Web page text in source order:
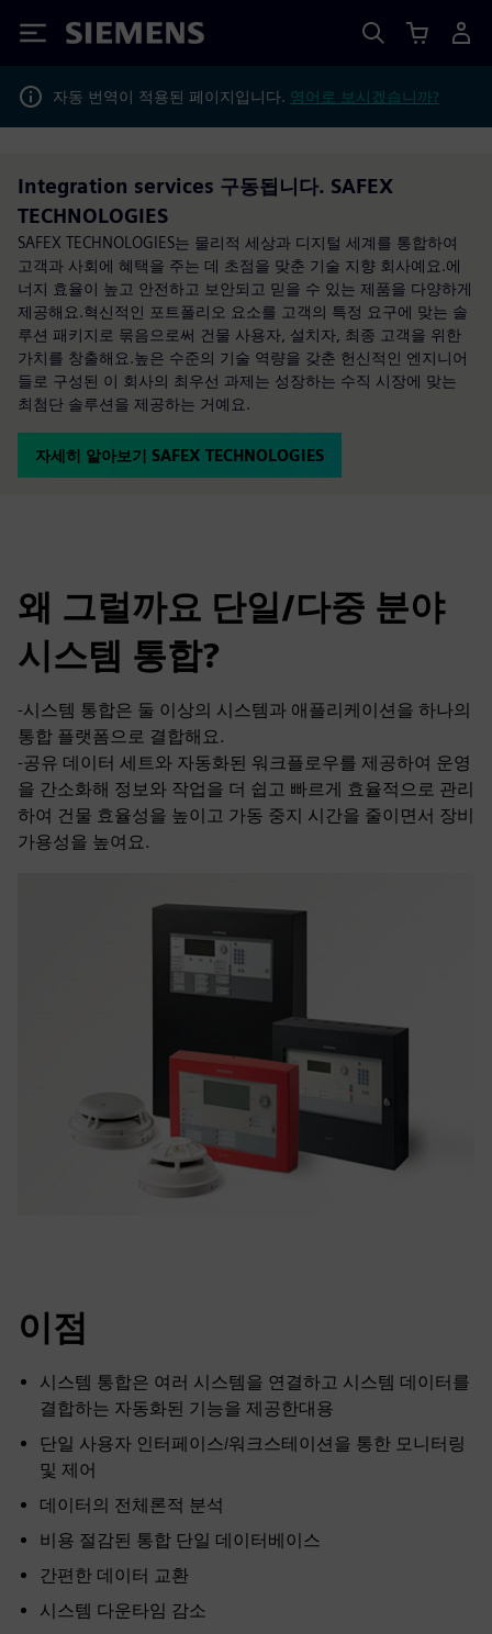
Siemens
자동 번역이 적용된 페이지입니다. 영어로 보시겠습니까?
Integration services 구동됩니다. SAFEX
TECHNOLOGIES
SAFEX TECHNOLOGIES는 물리적 세상과 디지털 세계를 통합하여
고객과 사회에 혜택을 주는 데 초점을 맞춘 기술 지향 회사예요.에
너지 효율이 높고 안전하고 보안되고 믿을 수 있는 제품을 다양하게
제공해요.혁신적인 포트폴리오 요소를 고객의 특정 요구에 맞는 솔
루션 패키지로 묶음으로써 건물 사용자, 설치자, 최종 고객을 위한
가치를 창출해요.높은 수준의 기술 역량을 갖춘 헌신적인 엔지니어
들로 구성된 이 회사의 최우선 과제는 성장하는 수직 시장에 맞는
최첨단 솔루션을 제공하는 거예요.
자세히 알아보기 SAFEX TECHNOLOGIES
왜 그럴까요 단일/다중 분야
시스템 통합?
-시스템 통합은 둘 이상의 시스템과 애플리케이션을 하나의
통합 플랫폼으로 결합해요.
-공유 데이터 세트와 자동화된 워크플로우를 제공하여 운영
을 간소화해 정보와 작업을 더 쉽고 빠르게 효율적으로 관리
하여 건물 효율성을 높이고 가동 중지 시간을 줄이면서 장비
가용성을 높여요.
이점
시스템 통합은 여러 시스템을 연결하고 시스템 데이터를
결합하는 자동화된 기능을 제공한대용
단일 사용자 인터페이스/워크스테이션을 통한 모니터링
및 제어
데이터의 전체론적 분석
비용 절감된 통합 단일 데이터베이스
간편한 데이터 교환
시스템 다운타임 감소